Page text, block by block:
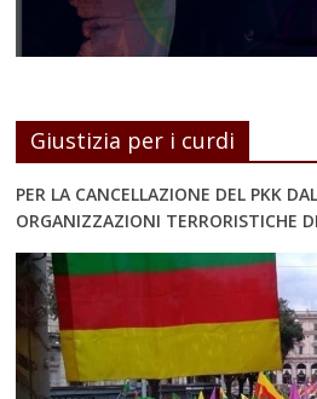
Giustizia per i curdi
PER LA CANCELLAZIONE DEL PKK
ORGANIZZAZIONI TERRORISTICHE